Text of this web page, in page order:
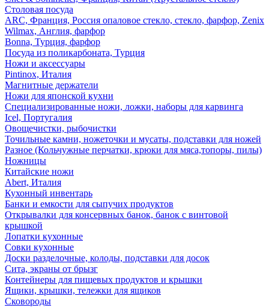
Столовая посуда
ARC, Франция, Россия опаловое стекло, стекло, фарфор, Zenix
Wilmax, Англия, фарфор
Bonna, Турция, фарфор
Посуда из поликарбоната, Турция
Ножи и аксессуары
Pintinox, Италия
Магнитные держатели
Ножи для японской кухни
Специализированные ножи, ложки, наборы для карвинга
Icel, Португалия
Овощечистки, рыбочистки
Точильные камни, ножеточки и мусаты, подставки для ножей
Разное (Кольчужные перчатки, крюки для мяса,топоры, пилы)
Ножницы
Китайские ножи
Abert, Италия
Кухонный инвентарь
Банки и емкости для сыпучих продуктов
Открывалки для консервных банок, банок с винтовой
крышкой
Лопатки кухонные
Совки кухонные
Доски разделочные, колоды, подставки для досок
Сита, экраны от брызг
Контейнеры для пищевых продуктов и крышки
Ящики, крышки, тележки для ящиков
Сковороды